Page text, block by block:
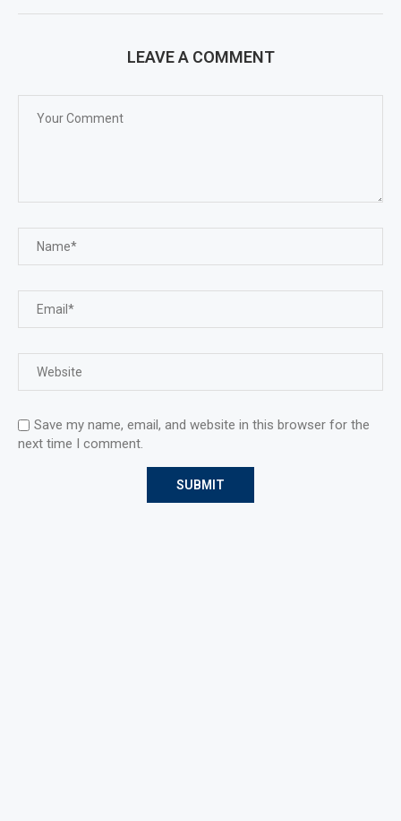
LEAVE A COMMENT
Save my name, email, and website in this browser for the
next time I comment.